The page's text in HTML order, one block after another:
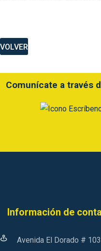
VOLVER
Comunícate a través
Información de
Avenida El Dorado #